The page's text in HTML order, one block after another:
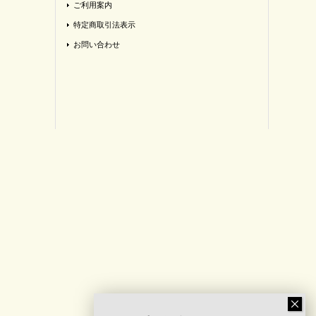
ご利用案内
特定商取引法表示
お問い合わせ